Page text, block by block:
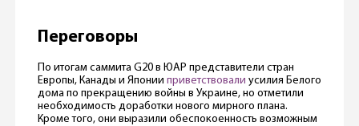
Переговоры
По итогам саммита G20 в ЮАР представители стран
Европы, Канады и Японии приветствовали усилия Белого
дома по прекращению войны в Украине, но отметили
необходимость доработки нового мирного плана.
Кроме того, они выразили обеспокоенность возможным